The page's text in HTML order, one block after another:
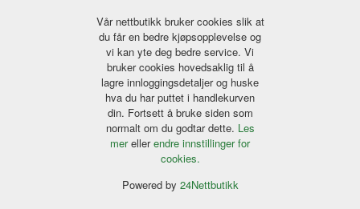
Vår nettbutikk bruker cookies slik at
du får en bedre kjøpsopplevelse og
vi kan yte deg bedre service. Vi
bruker cookies hovedsaklig til å
lagre innloggingsdetaljer og huske
hva du har puttet i handlekurven
din. Fortsett å bruke siden som
normalt om du godtar dette. Les
merellerendre innstillinger for
cookies.
Powered by 24Nettbutikk